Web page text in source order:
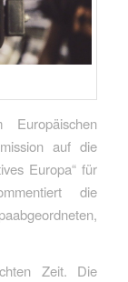
auf die
Europa“ für
die
Zeit. Die